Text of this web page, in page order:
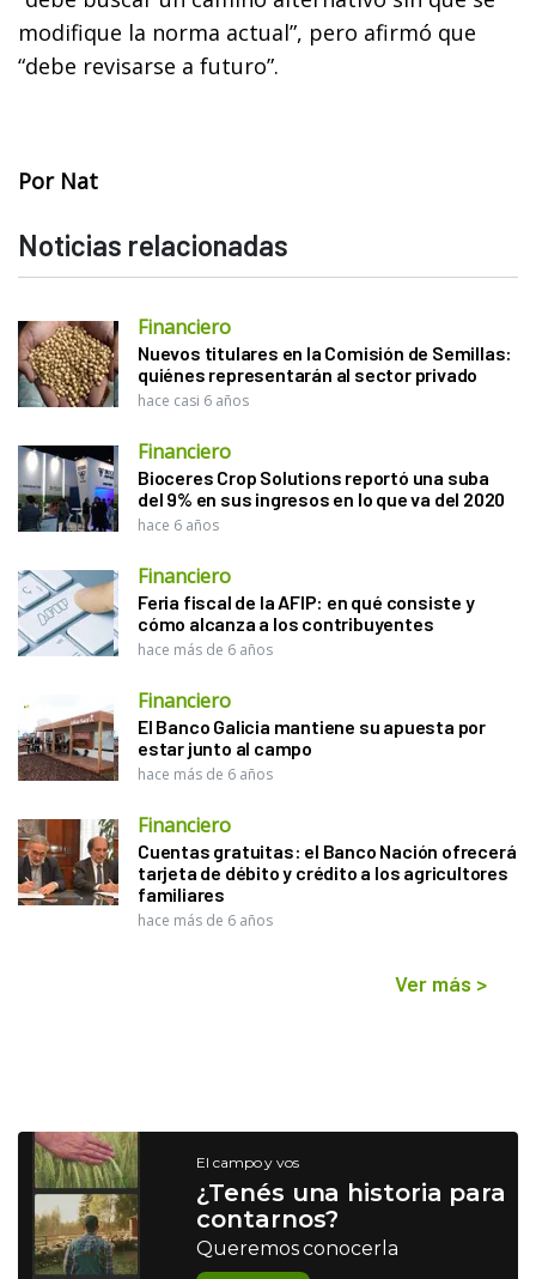
modifique la norma actual”, pero afirmó que
“debe revisarse a futuro”.
Por Nat
Noticias relacionadas
Financiero
Nuevos titulares en la Comisión de Semillas:
quiénes representarán al sector privado
hace casi 6 años
Financiero
Bioceres Crop Solutions reportó una suba
del 9% en sus ingresos en lo que va del 2020
hace 6 años
Financiero
Feria fiscal de la AFIP: en qué consiste y
cómo alcanza a los contribuyentes
hace más de 6 años
Financiero
El Banco Galicia mantiene su apuesta por
estar junto al campo
hace más de 6 años
Financiero
Cuentas gratuitas: el Banco Nación ofrecerá
tarjeta de débito y crédito a los agricultores
familiares
hace más de 6 años
Ver más >
El campo y vos
¿Tenés una historia para
contarnos?
Queremos conocerla